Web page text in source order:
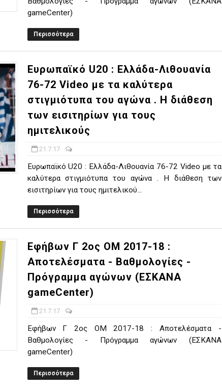
gameCenter)
Περισσότερα
Ευρωπαϊκό U20 : Ελλάδα-Λιθουανία
76-72 Video με τα καλύτερα
στιγμιότυπα του αγώνα . H διάθεση
των εισιτηρίων για τους
ημιτελικούς
21.7.17
Ευρωπαϊκό U20 : Ελλάδα-Λιθουανία 76-72 Video με τα
καλύτερα στιγμιότυπα του αγώνα . H διάθεση των
εισιτηρίων για τους ημιτελικού...
Περισσότερα
Εφήβων Γ 2ος ΟΜ 2017-18 :
Αποτελέσματα - Βαθμολογίες -
Πρόγραμμα αγώνων (ΕΣΚΑΝΑ
gameCenter)
21.7.17
Εφήβων Γ 2ος ΟΜ 2017-18 : Αποτελέσματα -
Βαθμολογίες - Πρόγραμμα αγώνων (ΕΣΚΑΝΑ
gameCenter)
Περισσότερα